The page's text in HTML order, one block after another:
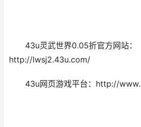
43u灵武世界0.05折官方网站：
http://lwsj2.43u.com/
43u网页游戏平台：http://